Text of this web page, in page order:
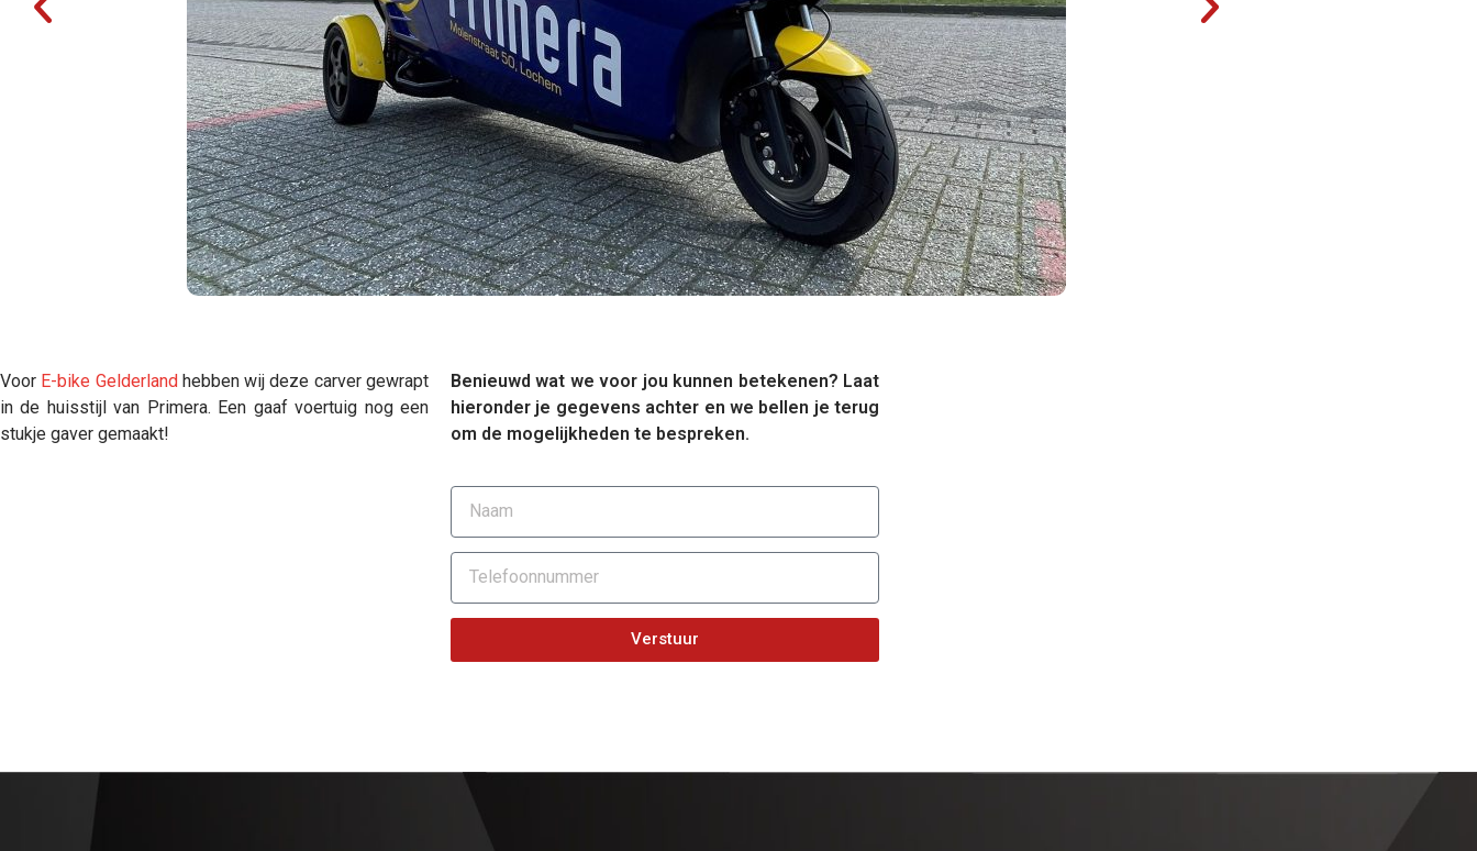
Voor E-bike Gelderland hebben wij deze carver gewrapt
in de huisstijl van Primera. Een gaaf voertuig nog een
stukje gaver gemaakt!
Benieuwd wat we voor jou kunnen betekenen? Laat
hieronder je gegevens achter en we bellen je terug
om de mogelijkheden te bespreken.
Verstuur